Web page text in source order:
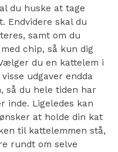
du huske at tage
Endvidere skal du
samt om du
chip, så kun dig
du en kattelem i
udgaver endda
så du hele tiden har
inde. Ligeledes kan
at holde din kat
til kattelemmen stå,
rundt om selve